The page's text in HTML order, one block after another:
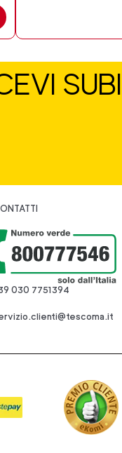
030 7751394